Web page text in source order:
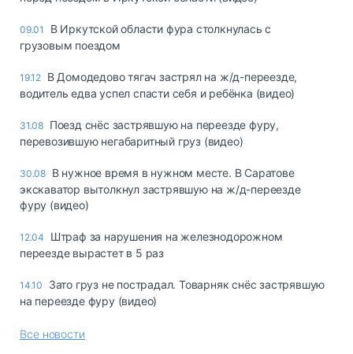
страхование
Склады и
грузовые
Коммерческий
транспорт
Спецтехника
Топливо, масла и
автохимия
09.01
В Иркутской области фура столкнулась с
грузовым поездом
19.12 В Домодедово тягач застрял на ж/д-переезде,
водитель едва успел спасти себя и ребёнка (видео)
31.08 Поезд снёс застрявшую на переезде фуру,
перевозившую негабаритный груз (видео)
30.08 В нужное время в нужном месте. В Саратове
экскаватор вытолкнул застрявшую на ж/д-переезде
фуру (видео)
12.04
Штраф за нарушения на железнодорожном
переезде вырастет в 5 раз
14.10
Зато груз не пострадал. Товарняк снёс застрявшую
на переезде фуру (видео)
Все новости